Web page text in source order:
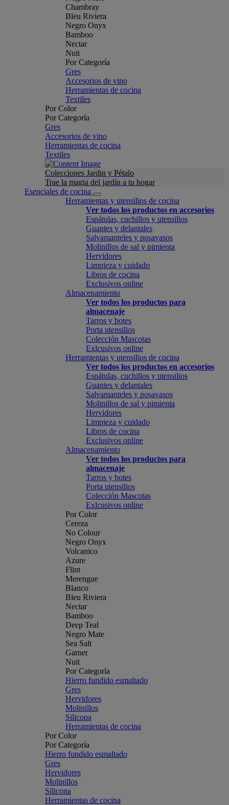
Chambray
Bleu Riviera
Negro Onyx
Bamboo
Nectar
Nuit
Por Categoría
Gres
Accesorios de vino
Herramientas de cocina
Textiles
Por Color
Por Categoría
Gres
Accesorios de vino
Herramientas de cocina
Textiles
Colecciones Jardin y Pétalo
Trae la magia del jardín a tu hogar
Esenciales de cocina
Herramientas y utensilios de cocina
Ver todos los productos en accesorios
Espátulas, cuchillos y utensilios
Guantes y delantales
Salvamanteles y posavasos
Molinillos de sal y pimienta
Hervidores
Limpieza y cuidado
Libros de cocina
Exclusivos online
Almacenamiento
Ver todos los productos para
almacenaje
Tarros y botes
Porta utensilios
Colección Mascotas
Exlcusivos online
Herramientas y utensilios de cocina
Ver todos los productos en accesorios
Espátulas, cuchillos y utensilios
Guantes y delantales
Salvamanteles y posavasos
Molinillos de sal y pimienta
Hervidores
Limpieza y cuidado
Libros de cocina
Exclusivos online
Almacenamiento
Ver todos los productos para
almacenaje
Tarros y botes
Porta utensilios
Colección Mascotas
Exlcusivos online
Por Color
Cereza
No Colour
Negro Onyx
Volcanico
Azure
Flint
Merengue
Blanco
Bleu Riviera
Nectar
Bamboo
Deep Teal
Negro Mate
Sea Salt
Garnet
Nuit
Por Categoría
Hierro fundido esmaltado
Gres
Hervidores
Molinillos
Silicona
Herramientas de cocina
Por Color
Por Categoría
Hierro fundido esmaltado
Gres
Hervidores
Molinillos
Silicona
Herramientas de cocina